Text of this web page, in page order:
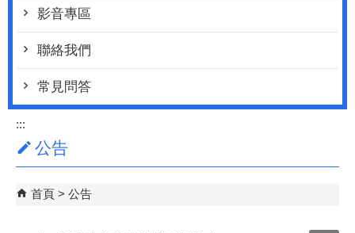
影音專區
聯絡我們
常見問答
:::
公告
首頁 公告